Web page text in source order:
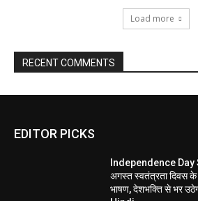
Load more
RECENT COMMENTS
EDITOR PICKS
Independence
अगस्त स्वतंत्रता दिवस
भाषण, देशभक्ति से भर